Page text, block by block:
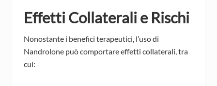
Effetti Collaterali e Rischi
Nonostante i benefici terapeutici, l’uso di
Nandrolone può comportare effetti collaterali, tra
cui: